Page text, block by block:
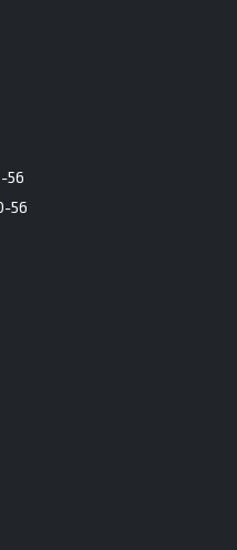
56
56